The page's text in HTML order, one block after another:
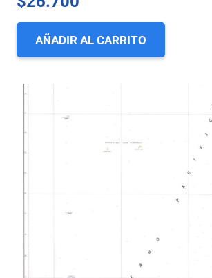
AÑADIR AL CARRITO